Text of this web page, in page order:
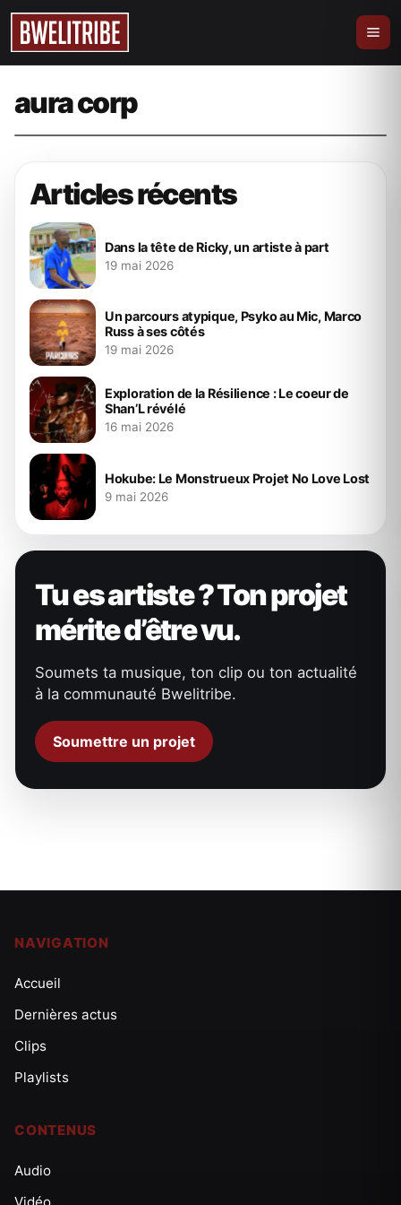
aura corp
Video
KADJA a tout cramé avec son dernier
4 avril 2024bweliever
Articles récents
Dans la tête de Ricky, un artiste à part
19 mai 2026
Un parcours atypique, Psyko au Mic, Marco
Russ à ses côtés
19 mai 2026
Exploration de la Résilience : Le coeur de
Shan’L révélé
16 mai 2026
Hokube: Le Monstrueux Projet No Love Lost
9 mai 2026
Tu es artiste ? Ton projet
mérite d’être vu.
Soumets ta musique, ton clip ou ton actualité
à la communauté Bwelitribe.
Soumettre un projet
NAVIGATION
Accueil
Dernières actus
Clips
Playlists
CONTENUS
Audio